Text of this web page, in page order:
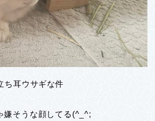
ち耳ウサギな件
嫌そうな顔してる(^_^;